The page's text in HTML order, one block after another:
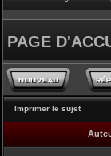
PAGE
Imprimer le sujet